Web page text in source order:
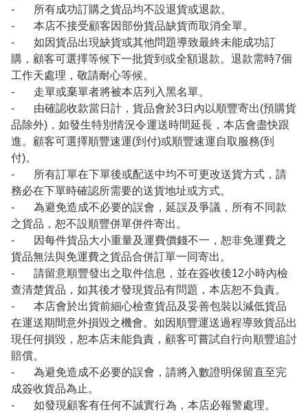
- 所有成功訂購之貨品均不設退貨或退款。
- 本店不接受顧客因部份貨品缺貨而取消全單。
- 如因貨品出現缺貨或其他問題導致最終未能成功訂
購，顧客可選擇等候下一批貨到或全額退款。退款需時7個
工作天處理，敬請耐心等候。
- 走單或棄單者將被本店列入黑名單。
- 由確認收款當日計，貨品會於3日內以順豐寄出(預購貨
品除外)，如發生特別情況令運送時間延長，本店會盡快跟
進。顧客可選擇順豐速運(到付)或順豐速運自取服務(到
付)。
- 所有訂單在下單後或配送中均不可更改送貨方式，請
務必在下單時確認所需要的送貨地址或方式。
- 為避免造成不必要的誤會，延誤及爭議，所有不同款
之貨品，恕不設順豐併單併件寄出。
- 因每件貨品大小重量及運費價錢不一，恕非免運費之
貨品無法與免運費之貨品合併訂單一同寄出。
- 請留意順豐發出之取件信息，並在簽收後12小時內檢
查清楚貨品，如其後才發現貨品有問題，本店恕不負責。
- 本店會於出貨前細心檢查貨品及妥善包裝以減低貨品
在運送期間意外損毀之機會。如因順豐運送過程導致貨品出
現任何損毀，恕本店未能負責，顧客可嘗試自行向順豐追討
賠償。
- 為避免造成不必要的誤會，請將入數證明保留直至完
成簽收貨品為止。
- 如發現顧客有任何不誠實行為，本店必報警處理。